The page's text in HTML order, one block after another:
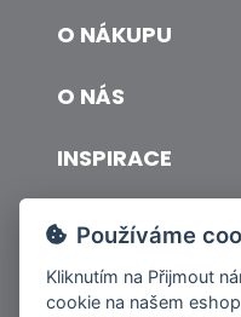
O NÁKUPU
O NÁS
INSPIRACE
DOPRAVA A
© 2026 ITALSKY INTERIER
Používáme
Kliknutím na Přijmout
cookie na našem eshopu. Více informací k